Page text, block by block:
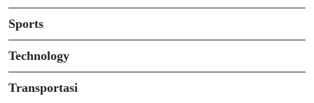
Sports
Technology
Transportasi